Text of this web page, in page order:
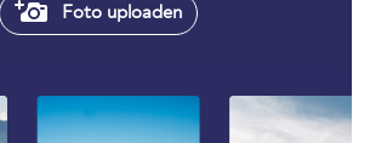
Foto uploaden